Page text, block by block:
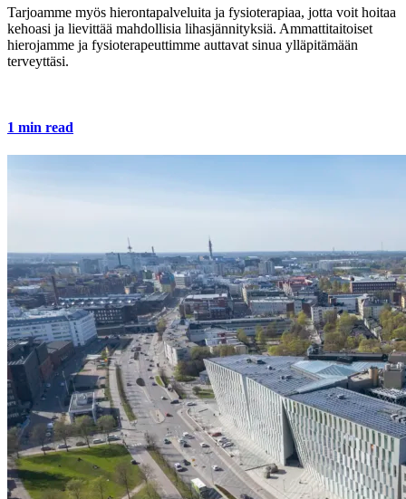
Tarjoamme myös hierontapalveluita ja fysioterapiaa, jotta voit hoitaa
kehoasi ja lievittää mahdollisia lihasjännityksiä. Ammattitaitoiset
hierojamme ja fysioterapeuttimme auttavat sinua ylläpitämään
terveyttäsi.
1 min read